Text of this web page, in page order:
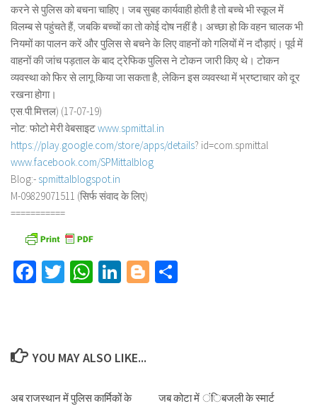
करने से पुलिस को बचना चाहिए। जब सुबह कार्यवाही होती है तो बच्चे भी स्कूल में
विलम्ब से पहुंचते हैं, जबकि बच्चों का तो कोई दोष नहीं है। अच्छा हो कि वहन चालक भी
नियमों का पालन करें और पुलिस से बचने के लिए वाहनों को गलियों में न दौड़ाएं। पूर्व में
वाहनों की जांच पड़ताल के बाद ट्रेफिक पुलिस ने टोकन जारी किए थे। टोकन
व्यवस्था को फिर से लागू किया जा सकता है, लेकिन इस व्यवस्था में भ्रष्टाचार को दूर
रखना होगा।
एस.पी.मित्तल) (17-07-19)
नोट: फोटो मेरी वेबसाइटwww.spmittal.in
https://play.google.com/store/apps/details? id=com.spmittal
www.facebook.com/SPMittalblog
Blog:- spmittalblogspot.in
M-09829071511 (सिर्फ संवाद के लिए)
===========
Facebook
TwitterWhatsApp
LinkedIn
Blogger
YOU MAY ALSO LIKE...
अब राजस्थान में पुलिस कार्मिकों के
जब कोटा में ंिबजली के स्मार्ट